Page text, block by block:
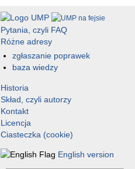
Pytania, czyli FAQ
Różne adresy
zgłaszanie poprawek
baza wiedzy
Historia
Skład, czyli autorzy
Kontakt
Licencja
Ciasteczka (cookie)
English version